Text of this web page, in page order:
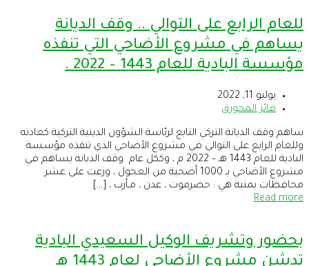
للعام الرابع على التوالي .. وقف الديانة
يساهم في مشروع الأضاحي التي تنفذه
مؤسسة البادية للعام 1443 – 2022 .
يوليو 11, 2022
فائز المحورق
ساهم وقف الديانة التركي التابع لرئاسة الشؤون الدينية التركية كعادته
وللعام الرابع على التوالي في مشروع الأضاحي الذي تنفذه مؤسسة
البادية للعام 1443 هـ – 2022 م ، وككل عام وقف الديانة يساهم في
مشروع الأضاحي بـ 1000 أضحية من العجول ، وزعت على عشر
محافظات يمنية هي : حضرموت ، عدن ، مـأرب ، […]
Read more
بحضور وتشريف الوكيل السعيدي البادية